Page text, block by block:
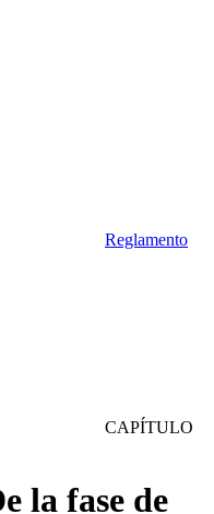
Reglamento
CAPÍTULO
la fase de